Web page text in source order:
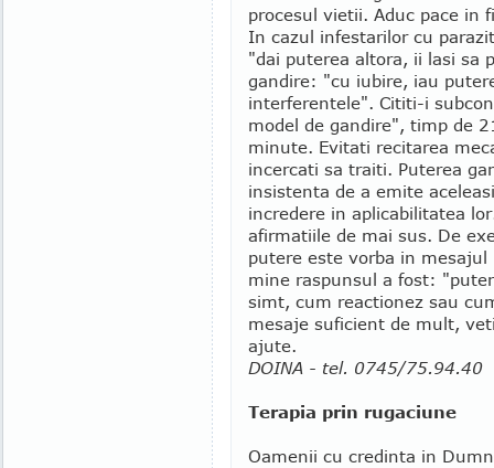
procesul vietii. Aduc pace in
In cazul infestarilor cu
"dai puterea altora, ii lasi sa
gandire: "cu iubire, iau
interferentele". Cititi-i
model de gandire", timp de
minute. Evitati recitarea
incercati sa traiti. Puterea
insistenta de a emite
incredere in aplicabilitatea
afirmatiile de mai sus. De
putere este vorba in
mine raspunsul a fost:
simt, cum reactionez sau
mesaje suficient de mult,
ajute.
DOINA - tel. 0745/75.94.40
Terapia prin rugaciune
Oamenii cu credinta in